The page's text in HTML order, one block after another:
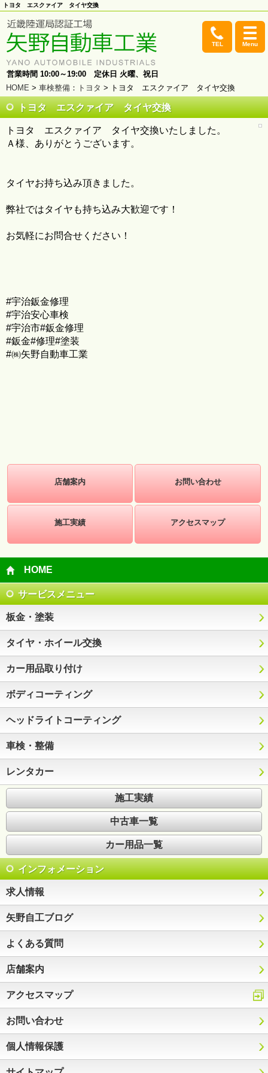
トヨタ エスクァイア タイヤ交換
TEL Menu
営業時間 10:00～19:00 定休日 火曜、祝日
HOME > 車検整備 ： トヨタ > トヨタ エスクァイア タイヤ交換
トヨタ エスクァイア タイヤ交換
トヨタ エスクァイア タイヤ交換いたしました。
Ａ様、ありがとうございます。
タイヤお持ち込み頂きました。
弊社ではタイヤも持ち込み大歓迎です！
お気軽にお問合せください！
#宇治鈑金修理
#宇治安心車検
#宇治市#鈑金修理
#鈑金#修理#塗装
#㈱矢野自動車工業
店舗案内 お問い合わせ
施工実績 アクセスマップ
HOME
サービスメニュー
板金・塗装
タイヤ・ホイール交換
カー用品取り付け
ボディコーティング
ヘッドライトコーティング
車検・整備
レンタカー
施工実績
中古車一覧
カー用品一覧
インフォメーション
求人情報
矢野自工ブログ
よくある質問
店舗案内
アクセスマップ
お問い合わせ
個人情報保護